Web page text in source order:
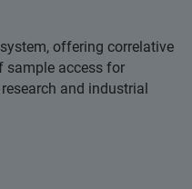
offering correlative
sample access for
and industrial